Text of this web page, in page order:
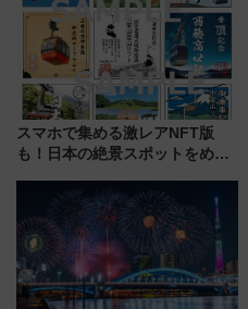
スマホで集める激レアNFT版
も！日本の絶景スポットをめぐ
ん)」企画がスタート